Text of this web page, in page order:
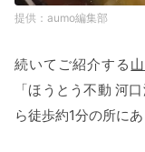
aumo編集部
続いてご紹介する
「ほうとう不動 河
ら徒歩約1分の所にあ